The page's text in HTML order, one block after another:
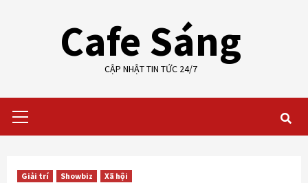
Cafe Sáng
CẬP NHẬT TIN TỨC 24/7
Menu
Giải trí Showbiz Xã hội